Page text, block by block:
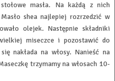
masła. Na każdą z nich
shea najlepiej rozrzedzić w
olejek. Następnie składniki
miseczce i pozostawić do
nakłada na włosy. Nanieść na
trzymamy na włosach 10-